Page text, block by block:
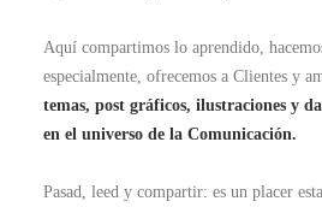
Aquí compartimos lo aprendido,
especialmente, ofrecemos a Clientes y
temas, post gráficos, ilustraciones y
en el universo de la Comunicación.
Pasad, leed y compartir: es un placer